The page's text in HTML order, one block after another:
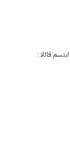
قائلا :